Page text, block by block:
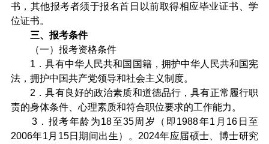
书，其他报考者须于报名首日以前取得相应毕业证书、学
位证书。
三、报考条件
（一）报考资格条件
1．具有中华人民共和国国籍，拥护中华人民共和国宪
法，拥护中国共产党领导和社会主义制度。
2．具有良好的政治素质和道德品行，具有正常履行职
责的身体条件、心理素质和符合职位要求的工作能力。
3．报考年龄为18至35周岁（即1988年1月16日至
2006年1月15日期间出生）。2024年应届硕士、博士研究